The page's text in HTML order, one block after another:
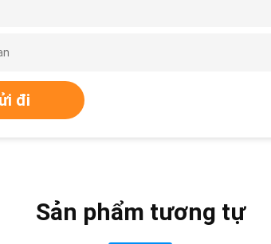
đi
Sản phẩm tương tự